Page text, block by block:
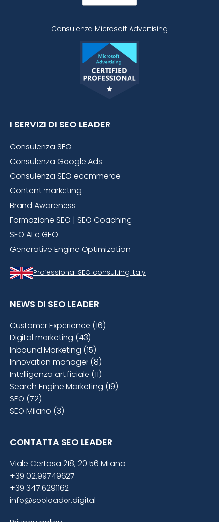
Consulenza Microsoft Advertising
I SERVIZI DI SEO LEADER
Consulenza SEO
Consulenza Google Ads
Consulenza SEO ecommerce
Content marketing
Brand Awareness
Formazione SEO | SEO Coaching
SEO AI e GEO
Generative Engine Optimization
Professional SEO consulting Italy
NEWS DI SEO LEADER
Customer Experience (16)
Digital marketing (43)
Inbound Marketing (15)
Innovation manager (8)
Intelligenza artificiale (11)
Search Engine Marketing (19)
SEO (72)
SEO Milano (3)
CONTATTA SEO LEADER
Viale Certosa 218, 20156 Milano
+39 02.99749627
+39 347.6291162
info@seoleader.digital